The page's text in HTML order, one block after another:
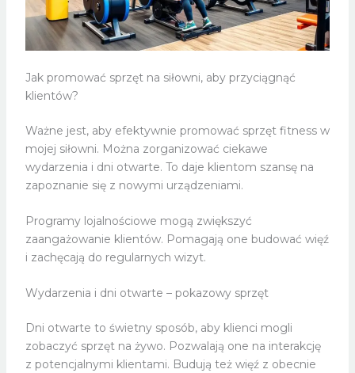
Jak promować sprzęt na siłowni, aby przyciągnąć
klientów?
Ważne jest, aby efektywnie promować sprzęt fitness w
mojej siłowni. Można zorganizować ciekawe
wydarzenia i dni otwarte. To daje klientom szansę na
zapoznanie się z nowymi urządzeniami.
Programy lojalnościowe mogą zwiększyć
zaangażowanie klientów. Pomagają one budować więź
i zachęcają do regularnych wizyt.
Wydarzenia i dni otwarte – pokazowy sprzęt
Dni otwarte to świetny sposób, aby klienci mogli
zobaczyć sprzęt na żywo. Pozwalają one na interakcję
z potencjalnymi klientami. Budują też więź z obecnie